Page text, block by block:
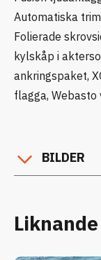
Automatiska
Folierade
kylskåp i
ankringspaket,
flagga, Webasto
BILDER